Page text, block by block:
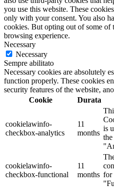
you use this website. These
only with your consent. You also
cookies. But opting out of some of
browsing experience.
Necessary
Necessary
Sempre abilitato
Necessary cookies are absolutely
function properly. These cookies
security features of the website,
Cookie
Durata
cookielawinfo-
checkbox-analytics
11
months
is
cookielawinfo-
checkbox-functional
11
months for